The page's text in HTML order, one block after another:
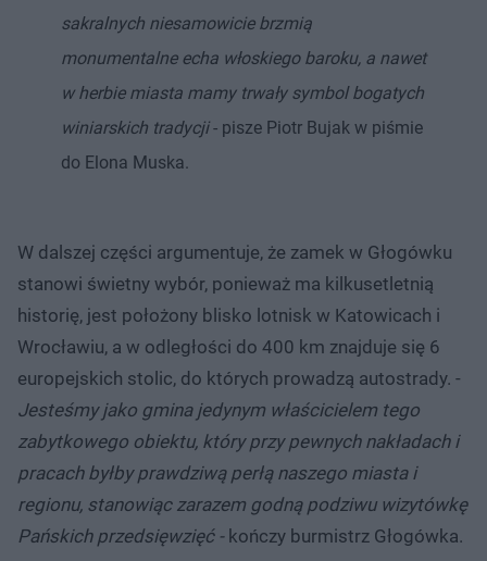
sakralnych niesamowicie brzmią
monumentalne echa włoskiego baroku, a nawet
w herbie miasta mamy trwały symbol bogatych
winiarskich tradycji- pisze Piotr Bujak w piśmie
do Elona Muska.
W dalszej części argumentuje, że zamek w Głogówku
stanowi świetny wybór, ponieważ ma kilkusetletnią
historię, jest położony blisko lotnisk w Katowicach i
Wrocławiu, a w odległości do 400 km znajduje się 6
europejskich stolic, do których prowadzą autostrady. -
Jesteśmy jako gmina jedynym właścicielem tego
zabytkowego obiektu, który przy pewnych nakładach i
pracach byłby prawdziwą perłą naszego miasta i
regionu, stanowiąc zarazem godną podziwu wizytówkę
Pańskich przedsięwzięć -kończy burmistrz Głogówka.